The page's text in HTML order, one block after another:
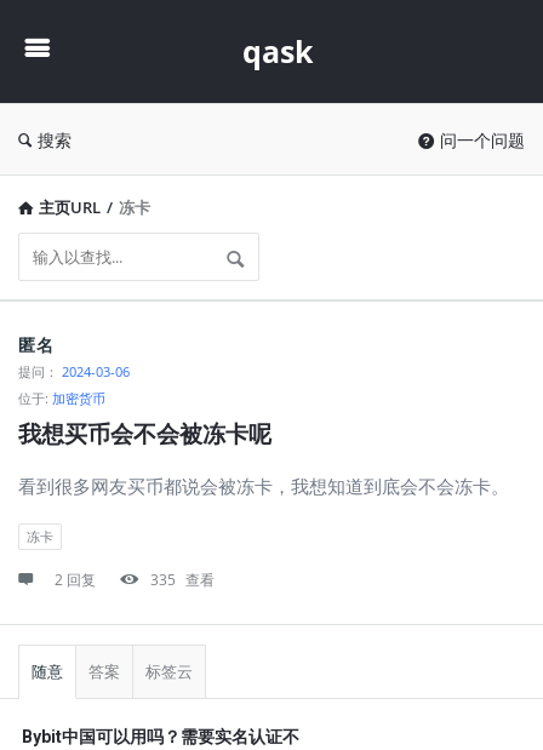
qask
搜索 问一个问题
主页URL / 冻卡
qask
最
新
问
题
匿名
提问： 2024-03-06
位于: 加密货币
我想买币会不会被冻卡呢
看到很多网友买币都说会被冻卡，我想知道到底会不会冻卡。
冻卡
2 回复 335 查看
侧
随意 答案 标签云
Bybit中国可以用吗？需要实名认证不